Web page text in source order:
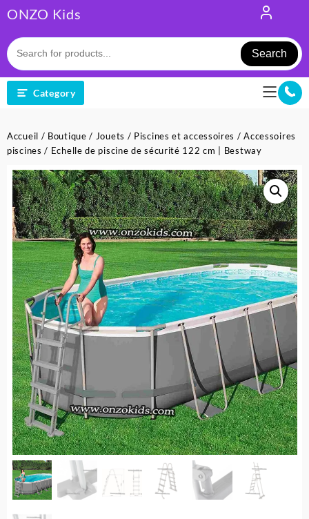
to
content
ONZO Kids
Search
Category
Accueil / Boutique / Jouets / Piscines et accessoires /Accessoires
piscines / Echelle de piscine de sécurité 122 cm | Bestway